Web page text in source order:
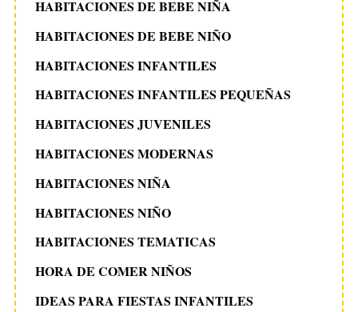
HABITACIONES DE BEBE NIÑA
HABITACIONES DE BEBE NIÑO
HABITACIONES INFANTILES
HABITACIONES INFANTILES PEQUEÑAS
HABITACIONES JUVENILES
HABITACIONES MODERNAS
HABITACIONES NIÑA
HABITACIONES NIÑO
HABITACIONES TEMATICAS
HORA DE COMER NIÑOS
IDEAS PARA FIESTAS INFANTILES